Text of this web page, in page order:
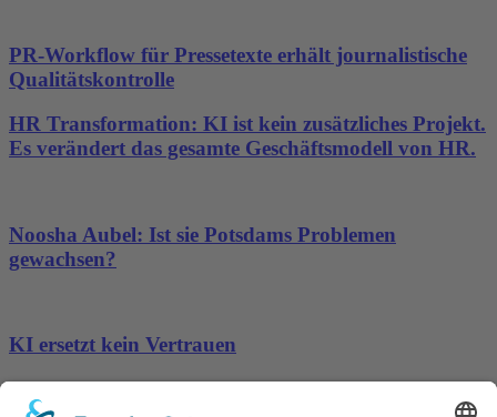
PR-Workflow für Pressetexte erhält journalistische
Qualitätskontrolle
HR Transformation: KI ist kein zusätzliches Projekt.
Es verändert das gesamte Geschäftsmodell von HR.
Noosha Aubel: Ist sie Potsdams Problemen
gewachsen?
KI ersetzt kein Vertrauen